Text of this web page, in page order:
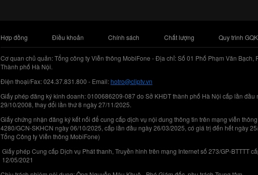
Hợp đồng Điều khoản Chính sách Chất lượng Quy trình
Cơ quan chủ quản: Tổng công ty Viễn thông MobiFone - Địa chỉ: Số 01 Phố Phạm Văn Bạch,
Thành phố Hà Nội.
Điện thoại/Fax: 024.37.831.800 - Email:hotro@cliptv.vn
Giấy phép đăng ký kinh doanh: 0100686209-087 do Sở KHĐT thành phố Hà Nội cấp lần đầu
29/10/2008, thay đổi lần thứ 8 ngày 27/11/2025.
Giấy chứng nhận đăng ký kết nối để cung cấp dịch vụ nội dung thông tin trên mạng viễn
4280/GCN-SKHCN ngày 06/10/2025, cấp lần đầu ngày 26/03/2025, có giá trị đến hết ngày
Tổng Công ty Viễn thông MobiFone)
Giấy phép Cung cấp Dịch vụ Phát thanh, Truyền hình trên mạng Internet số 273/GP-BTTTT
12/05/2021